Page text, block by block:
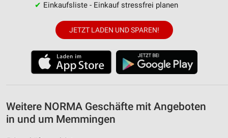
✔ Einkaufsliste - Einkauf stressfrei planen
JETZT LADEN UND SPAREN!
Weitere NORMA Geschäfte mit Angeboten
in und um Memmingen